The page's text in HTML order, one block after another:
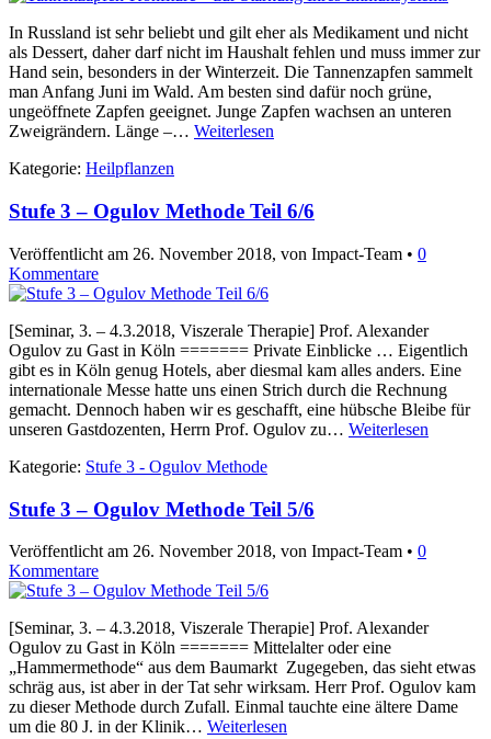
In Russland ist sehr beliebt und gilt eher als Medikament und nicht
als Dessert, daher darf nicht im Haushalt fehlen und muss immer zur
Hand sein, besonders in der Winterzeit. Die Tannenzapfen sammelt
man Anfang Juni im Wald. Am besten sind dafür noch grüne,
ungeöffnete Zapfen geeignet. Junge Zapfen wachsen an unteren
Zweigrändern. Länge –… Weiterlesen
Kategorie: Heilpflanzen
Stufe 3 – Ogulov Methode Teil 6/6
Veröffentlicht am 26. November 2018, von Impact-Team • 0
Kommentare
[Seminar, 3. – 4.3.2018, Viszerale Therapie] Prof. Alexander
Ogulov zu Gast in Köln ======= Private Einblicke … Eigentlich
gibt es in Köln genug Hotels, aber diesmal kam alles anders. Eine
internationale Messe hatte uns einen Strich durch die Rechnung
gemacht. Dennoch haben wir es geschafft, eine hübsche Bleibe für
unseren Gastdozenten, Herrn Prof. Ogulov zu… Weiterlesen
Kategorie: Stufe 3 - Ogulov Methode
Stufe 3 – Ogulov Methode Teil 5/6
Veröffentlicht am 26. November 2018, von Impact-Team • 0
Kommentare
[Seminar, 3. – 4.3.2018, Viszerale Therapie] Prof. Alexander
Ogulov zu Gast in Köln ======= Mittelalter oder eine
„Hammermethode“ aus dem Baumarkt Zugegeben, das sieht etwas
schräg aus, ist aber in der Tat sehr wirksam. Herr Prof. Ogulov kam
zu dieser Methode durch Zufall. Einmal tauchte eine ältere Dame
um die 80 J. in der Klinik… Weiterlesen